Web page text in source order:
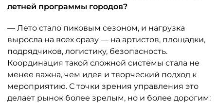
летней программы городов?
— Лето стало пиковым сезоном, и нагрузка
выросла на всех сразу — на артистов, площадки,
подрядчиков, логистику, безопасность.
Координация такой сложной системы стала не
менее важна, чем идея и творческий подход к
мероприятию. С точки зрения управления это
делает рынок более зрелым, но и более дорогим: